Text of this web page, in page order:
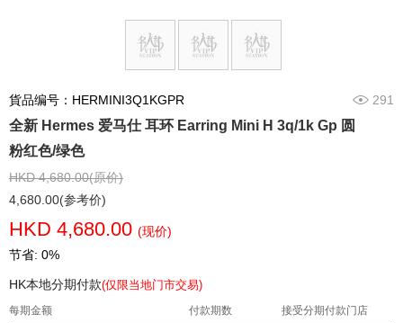
貨品编号：HERMINI3Q1KGPR 291
全新 Hermes 爱马仕 耳环 Earring Mini H 3q/1k Gp 圆
粉红色/绿色
HKD 4,680.00(原价)
4,680.00(参考价)
HKD 4,680.00 (现价)
节省: 0%
HK本地分期付款(仅限当地门市交易)
每期金额 付款期数 接受分期付款门店